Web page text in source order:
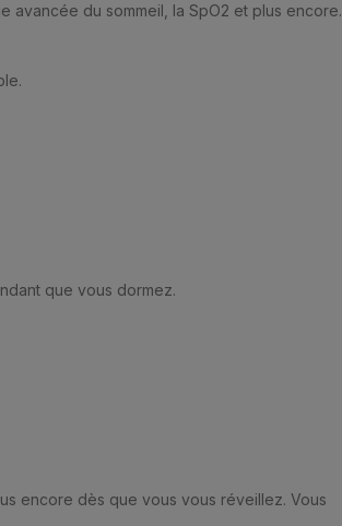
avancée du sommeil, la SpO2 et plus encore.
que vous dormez.
encore dès que vous vous réveillez. Vous